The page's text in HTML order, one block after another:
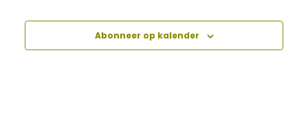
Abonneer op kalender